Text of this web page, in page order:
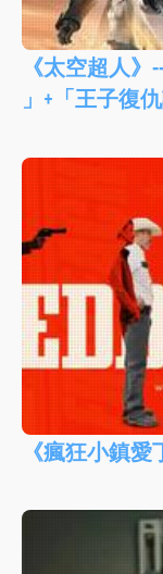
《太空超人
」+「王子復仇
《瘋狂小鎮